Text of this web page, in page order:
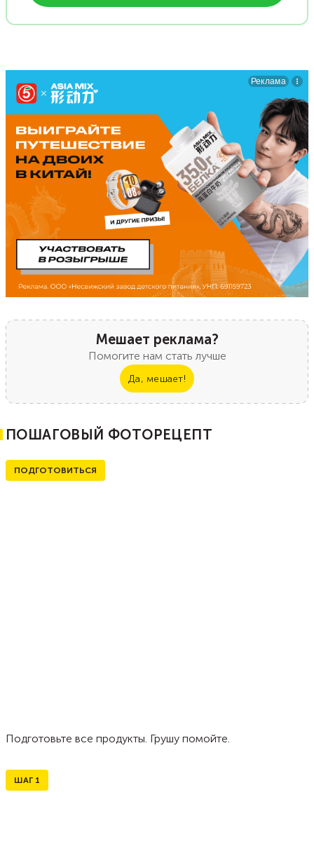
Мешает реклама?
Помогите нам стать лучше
Да, мешает!
ПОШАГОВЫЙ ФОТОРЕЦЕПТ
ПОДГОТОВИТЬСЯ
Подготовьте все продукты. Грушу помойте.
ШАГ 1